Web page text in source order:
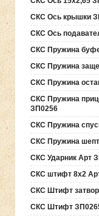
СКС Ось крышки
СКС Ось
СКС Пружина
СКС Пружина
СКС Пружина
СКС Пружина
ЗП0256
СКС Пружина
СКС Пружина
СКС Ударник Арт
СКС штифт 8х2
СКС Штифт
СКС Штифт